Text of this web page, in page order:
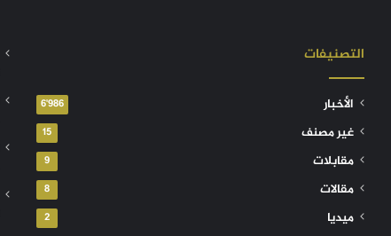
التصنيفات
الأخبار 6٬986
غير مصنف 15
مقابلات 9
مقالات 8
ميديا 2